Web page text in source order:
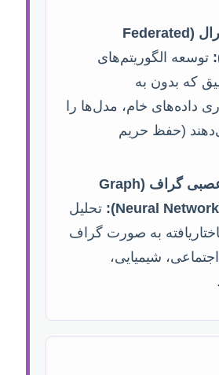
یادگیری فدرال (Federated
توسعه الگوریتم‌های
که بدون به
داده‌های خام، مدل‌ها را
(حفظ حریم
شبکه‌های عصبی گراف (Graph
Neural
تحلیل
به صورت گراف
شیمیایی،